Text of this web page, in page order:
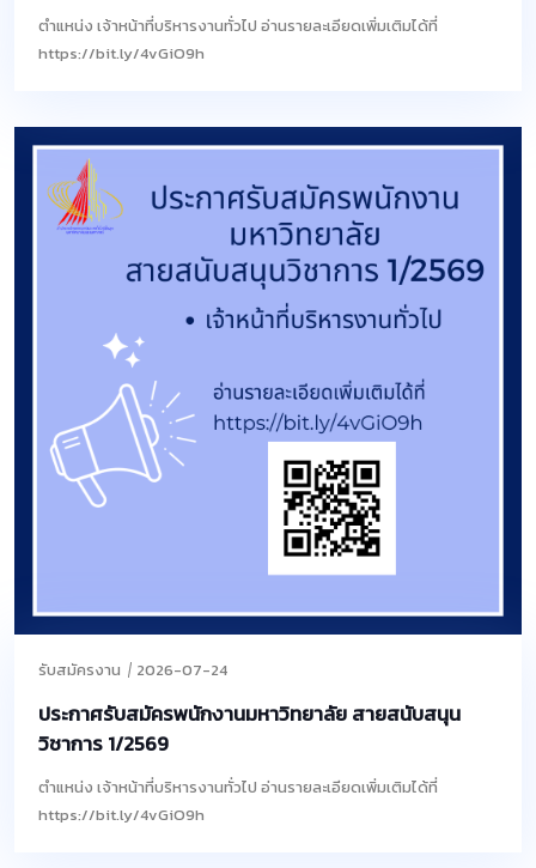
ตำแหน่ง เจ้าหน้าที่บริหารงานทั่วไป อ่านรายละเอียดเพิ่มเติมได้ที่
https://bit.ly/4vGiO9h
รับสมัครงาน 2026-07-24
ประกาศรับสมัครพนักงานมหาวิทยาลัย สายสนับสนุน
วิชาการ 1/2569
ตำแหน่ง เจ้าหน้าที่บริหารงานทั่วไป อ่านรายละเอียดเพิ่มเติมได้ที่
https://bit.ly/4vGiO9h